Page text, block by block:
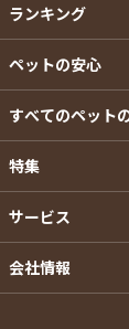
ランキング
ペットの安心
すべてのペット
特集
サービス
会社情報